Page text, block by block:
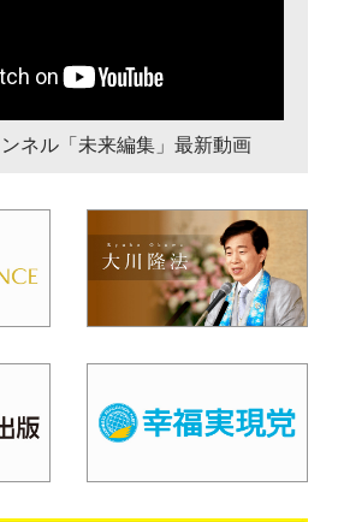
ネル「未来編集」最新動画